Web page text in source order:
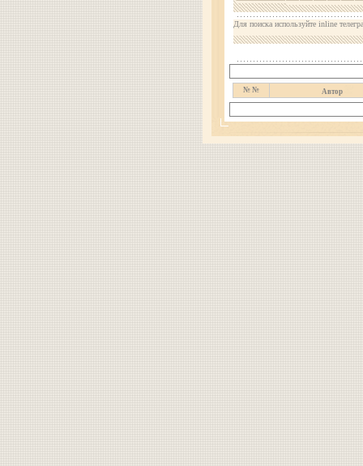
Для поиска используйте inline
№ № Автор